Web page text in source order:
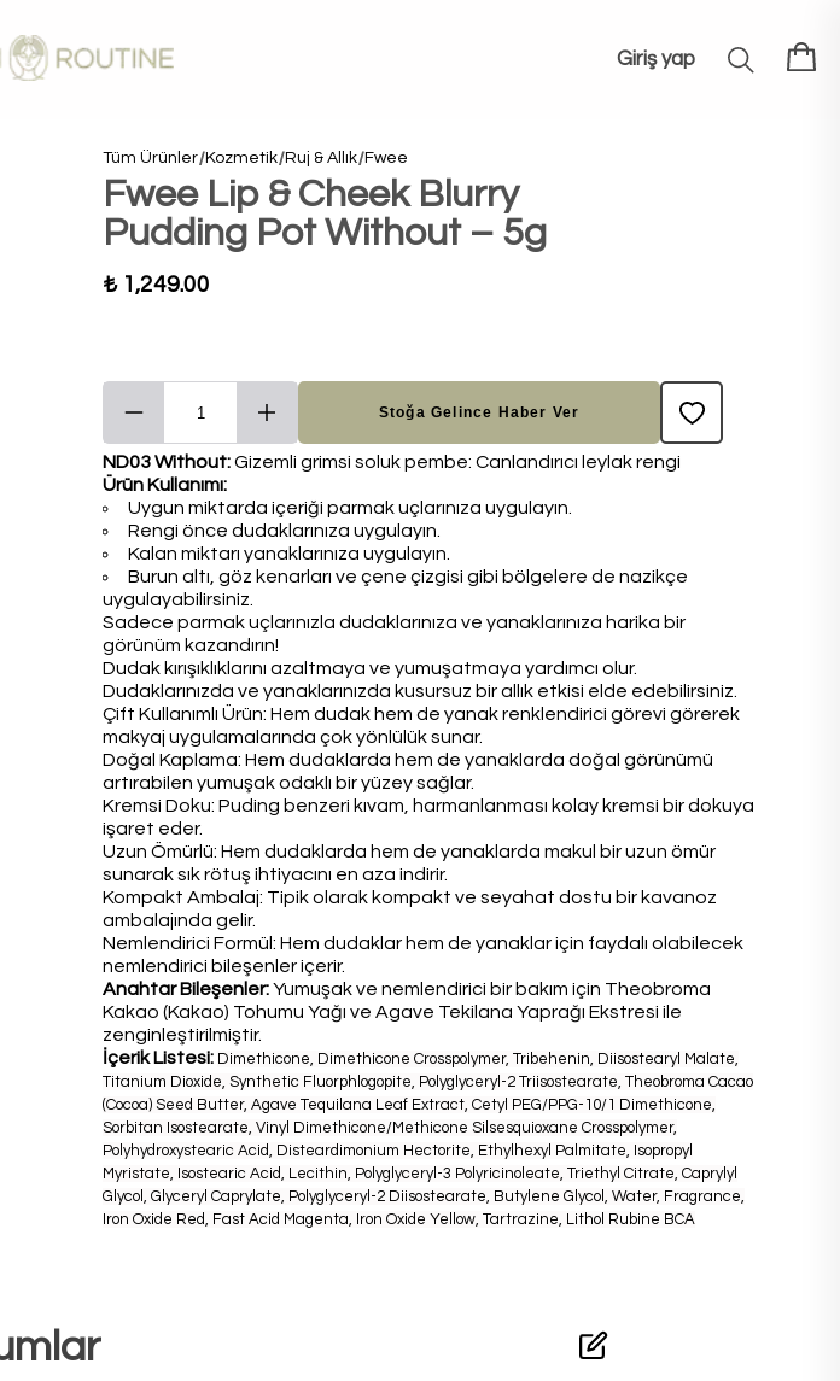
Giriş yap
Tüm Ürünler Kozmetik Ruj & Allık Fwee
Fwee Lip & Cheek Blurry
Pudding Pot Without – 5g
₺ 1,249.00
Stoğa Gelince Haber Ver
ND03 Without:Gizemli grimsi soluk pembe: Canlandırıcı leylak rengi
Ürün Kullanımı:
Uygun miktarda içeriği parmak uçlarınıza uygulayın.
Rengi önce dudaklarınıza uygulayın.
Kalan miktarı yanaklarınıza uygulayın.
Burun altı, göz kenarları ve çene çizgisi gibi bölgelere de nazikçe
uygulayabilirsiniz.
Sadece parmak uçlarınızla dudaklarınıza ve yanaklarınıza harika bir
görünüm kazandırın!
Dudak kırışıklıklarını azaltmaya ve yumuşatmaya yardımcı olur.
Dudaklarınızda ve yanaklarınızda kusursuz bir allık etkisi elde edebilirsiniz.
Çift Kullanımlı Ürün: Hem dudak hem de yanak renklendirici görevi görerek
makyaj uygulamalarında çok yönlülük sunar.
Doğal Kaplama: Hem dudaklarda hem de yanaklarda doğal görünümü
artırabilen yumuşak odaklı bir yüzey sağlar.
Kremsi Doku: Puding benzeri kıvam, harmanlanması kolay kremsi bir dokuya
işaret eder.
Uzun Ömürlü: Hem dudaklarda hem de yanaklarda makul bir uzun ömür
sunarak sık rötuş ihtiyacını en aza indirir.
Kompakt Ambalaj: Tipik olarak kompakt ve seyahat dostu bir kavanoz
ambalajında ​​gelir.
Nemlendirici Formül: Hem dudaklar hem de yanaklar için faydalı olabilecek
nemlendirici bileşenler içerir.
Anahtar Bileşenler:Yumuşak ve nemlendirici bir bakım için Theobroma
Kakao (Kakao) Tohumu Yağı ve Agave Tekilana Yaprağı Ekstresi ile
zenginleştirilmiştir.
İçerik Listesi: Dimethicone, Dimethicone Crosspolymer, Tribehenin, Diisostearyl Malate,
Titanium Dioxide, Synthetic Fluorphlogopite, Polyglyceryl-2 Triisostearate, Theobroma Cacao
(Cocoa) Seed Butter, Agave Tequilana Leaf Extract, Cetyl PEG/PPG-10/1 Dimethicone,
Sorbitan Isostearate, Vinyl Dimethicone/Methicone Silsesquioxane Crosspolymer,
Polyhydroxystearic Acid, Disteardimonium Hectorite, Ethylhexyl Palmitate, Isopropyl
Myristate, Isostearic Acid, Lecithin, Polyglyceryl-3 Polyricinoleate, Triethyl Citrate, Caprylyl
Glycol, Glyceryl Caprylate, Polyglyceryl-2 Diisostearate, Butylene Glycol, Water, Fragrance,
Iron Oxide Red, Fast Acid Magenta, Iron Oxide Yellow, Tartrazine, Lithol Rubine BCA